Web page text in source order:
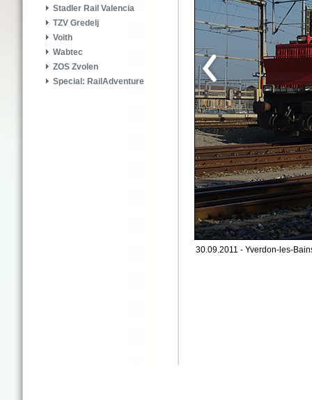
Stadler Rail Valencia
TZV Gredelj
Voith
Wabtec
ZOS Zvolen
Special: RailAdventure
30.09.2011 - Yverdon-les-